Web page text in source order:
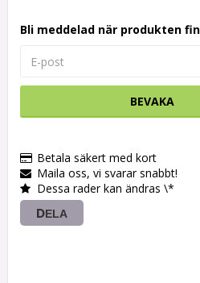
Bli meddelad när produkten
BEVAKA
Betala säkert med kort
Maila oss, vi svarar snabbt!
Dessa rader kan ändras \*
DELA